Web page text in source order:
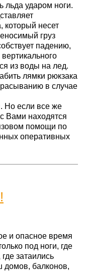
льда ударом ноги.
который несет
груз
падению,
из воды на лед.
лямки рюкзака
в случае
Но если все же
Вами находятся
помощи по
оперативных
и опасное время
под ноги, где
затаились
домов, балконов,